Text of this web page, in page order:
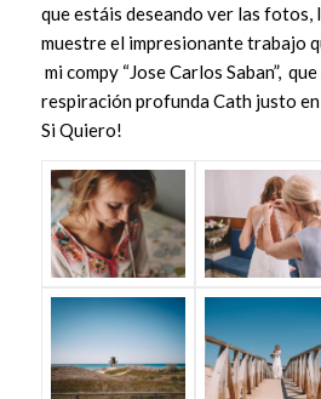
que estáis deseando ver las fotos,
muestre el impresionante trabajo
mi compy “Jose Carlos Saban”,
respiración profunda Cath justo
Si Quiero!